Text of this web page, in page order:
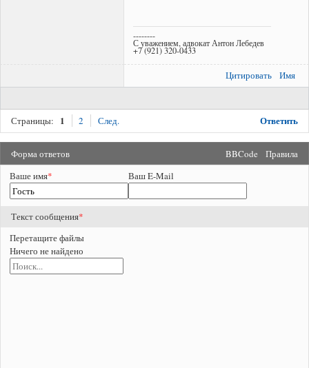
--------
С уважением, адвокат Антон Лебедев
+7 (921) 320-0433
Цитировать Имя
Страницы: 1 2 След. Ответить
BBCode Правила
Форма ответов
Ваше имя* Ваш E-Mail
Текст сообщения*
Перетащите файлы
Ничего не найдено